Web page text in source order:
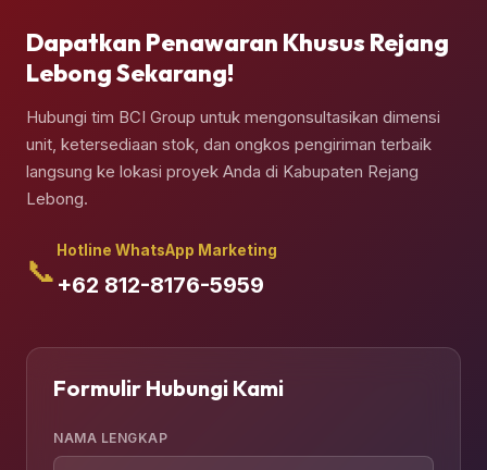
Dapatkan Penawaran Khusus Rejang
Lebong Sekarang!
Hubungi tim BCI Group untuk mengonsultasikan dimensi
unit, ketersediaan stok, dan ongkos pengiriman terbaik
langsung ke lokasi proyek Anda di Kabupaten Rejang
Lebong.
📞
Hotline WhatsApp Marketing
+62 812-8176-5959
Formulir Hubungi Kami
NAMA LENGKAP